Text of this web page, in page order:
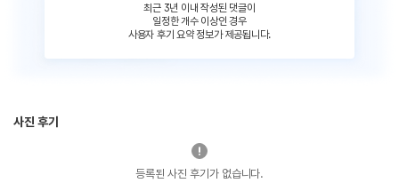
최근 3년 이내 작성된 댓글이
일정한 개수 이상인 경우
사용자 후기 요약 정보가 제공됩니다.
사진 후기
등록된 사진 후기가 없습니다.